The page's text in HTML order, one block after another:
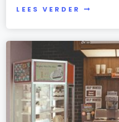
LEES VERDER